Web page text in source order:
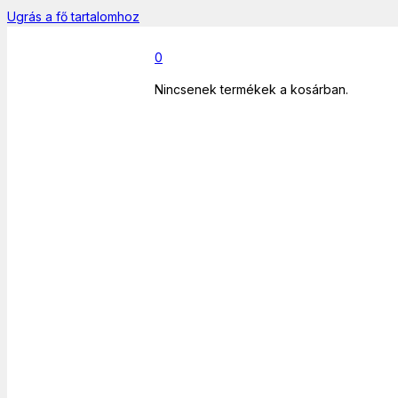
Ugrás a fő tartalomhoz
0
Nincsenek termékek a kosárban.